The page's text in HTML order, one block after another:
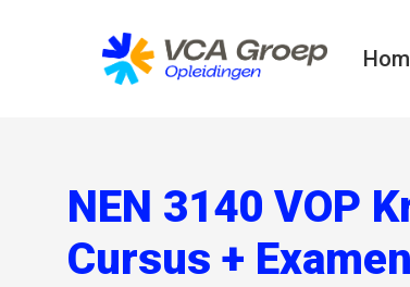
NEN 3140 VOP
Cursus + Examen